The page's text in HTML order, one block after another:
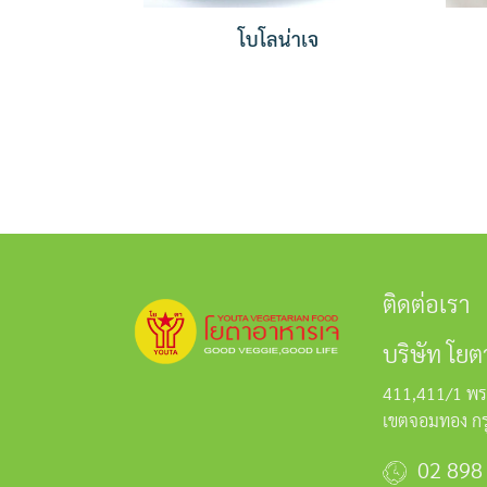
โบโลน่าเจ
ติดต่อเรา
บริษัท โยต
411,411/1 พ
เขตจอมทอง
02